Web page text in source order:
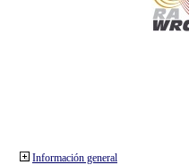
Información general